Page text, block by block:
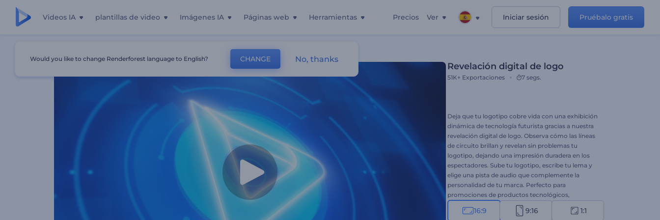
Videos IA plantillas de video Imágenes IA Páginas web Herramientas Precios Ver Iniciar sesión Pruébalo gratis
Revelación digital de logo
51K+ Exportaciones 7 segs.
Deja que tu logotipo cobre vida con una exhibición
dinámica de tecnología futurista gracias a nuestra
revelación digital de logo. Observa cómo las líneas
de circuito brillan y revelan sin problemas tu
logotipo, dejando una impresión duradera en los
espectadores. Sube tu logotipo, escribe tu lema y
elige una pista de audio que complemente la
personalidad de tu marca. Perfecto para
promociones de productos tecnológicos,
presentaciones de empresas, proyectos
cinematográficos y más. ¡Crea ahora y deja tu
16:9 9:16 1:1
Would you like to change Renderforest language to English? CHANGE No, thanks